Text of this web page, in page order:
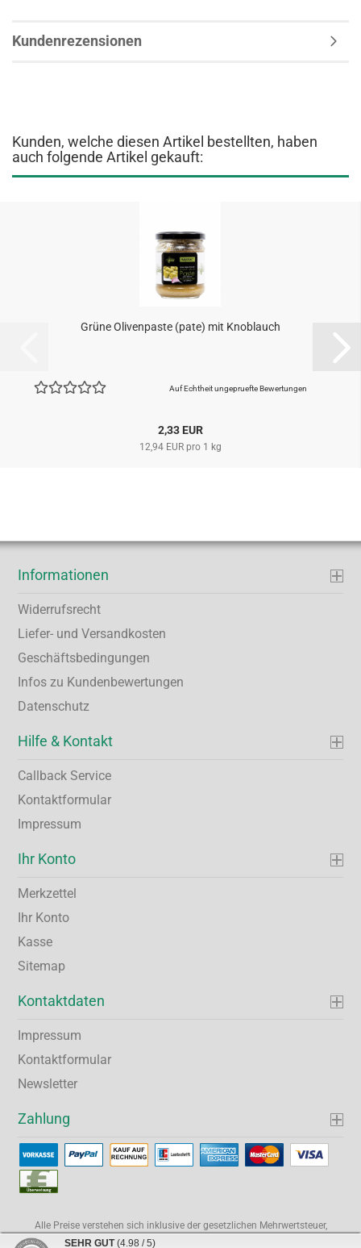
Kundenrezensionen
Kunden, welche diesen Artikel bestellten, haben
auch folgende Artikel gekauft:
Grüne Olivenpaste (pate) mit Knoblauch
Auf Echtheit ungepruefte Bewertungen
2,33 EUR
12,94 EUR pro 1 kg
Informationen
Widerrufsrecht
Liefer- und Versandkosten
Geschäftsbedingungen
Infos zu Kundenbewertungen
Datenschutz
Hilfe & Kontakt
Callback Service
Kontaktformular
Impressum
Ihr Konto
Merkzettel
Ihr Konto
Kasse
Sitemap
Kontaktdaten
Impressum
Kontaktformular
Newsletter
Zahlung
Alle Preise verstehen sich inklusive der gesetzlichen Mehrwertsteuer,
soweit nicht anders gekennzeichnet.
SEHR GUT (4.98 / 5)